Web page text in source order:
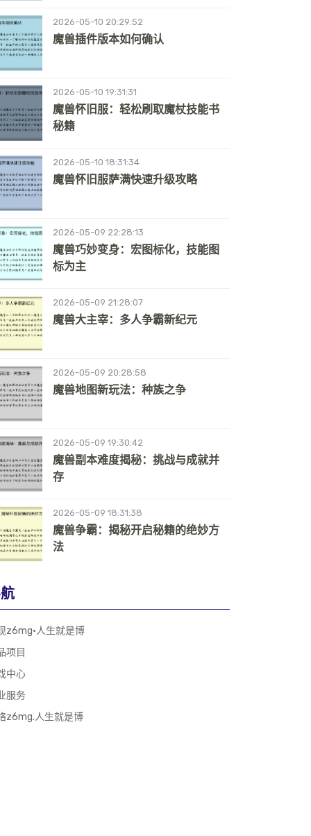
2026-05-10 20:29:52
魔兽插件版本如何确认
2026-05-10 19:31:31
魔兽怀旧服：轻松刷取魔杖技能书
秘籍
2026-05-10 18:31:34
魔兽怀旧服萨满快速升级攻略
2026-05-09 22:28:13
魔兽巧妙变身：宏图标化，技能图
标为主
2026-05-09 21:28:07
魔兽大主宰：多人争霸新纪元
2026-05-09 20:28:58
魔兽地图新玩法：种族之争
2026-05-09 19:30:42
魔兽副本难度揭秘：挑战与成就并
存
2026-05-09 18:31:38
魔兽争霸：揭秘开启秘籍的绝妙方
法
z6mg·人生就是博
项目
中心
服务
z6mg.人生就是博